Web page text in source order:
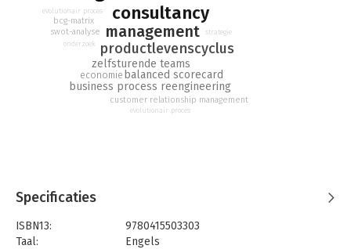
consultancy
management
productlevenscyclus
zelfsturende teams
balanced scorecard
business process reengineering
economie
swot-analyse
customer relationship management
bcg-matrix
evolutionair proces
onderzoek
evolutionair proces
strategie
Specificaties
ISBN13:
9780415503303
Taal:
Engels